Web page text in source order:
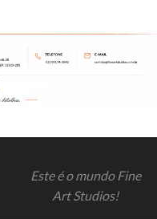
Este é o mundo Fine
Art Studios!